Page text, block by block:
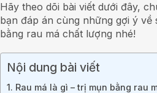
Hãy theo dõi bài viết dưới đây,
bạn đáp án cùng những gợi ý về
bằng rau má chất lượng nhé!
Nội dung bài viết
1. Rau má là gì – trị mụn bằng rau